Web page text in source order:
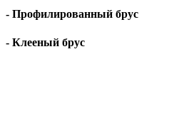
- Профилированный брус
- Клееный брус